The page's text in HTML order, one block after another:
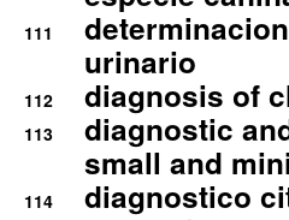
111
urinario
112 diagnosis of
113
diagnostic
small and
114
diagnostico